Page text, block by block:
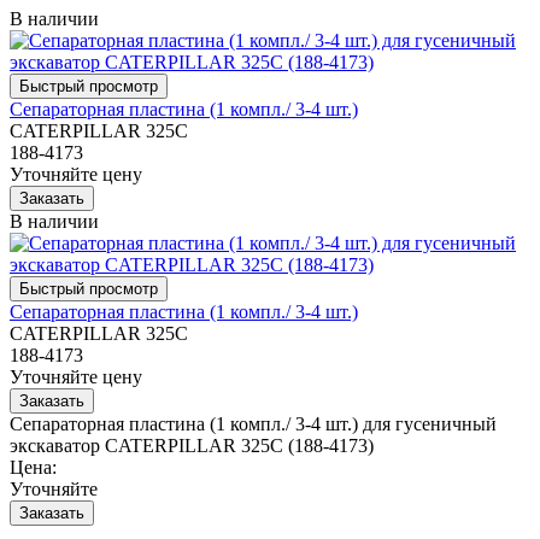
В наличии
Сепараторная пластина (1 компл./ 3-4 шт.)
CATERPILLAR 325C
188-4173
Уточняйте цену
В наличии
Сепараторная пластина (1 компл./ 3-4 шт.)
CATERPILLAR 325C
188-4173
Уточняйте цену
Сепараторная пластина (1 компл./ 3-4 шт.) для гусеничный
экскаватор CATERPILLAR 325C (188-4173)
Цена:
Уточняйте